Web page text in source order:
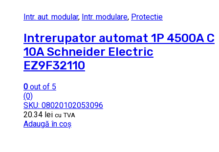
Intr. aut. modular, Intr. modulare, Protectie
Intrerupator automat 1P 4500A C
10A Schneider Electric
EZ9F32110
0 out of 5
(0)
SKU: 08020102053096
20.34 lei cu TVA
Adaugă în coș